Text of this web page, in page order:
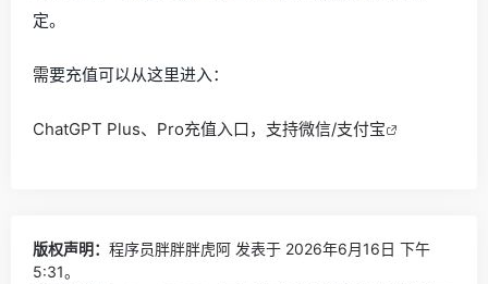
定。
需要充值可以从这里进入：
ChatGPT Plus、Pro充值入口，支持微信/支付宝
版权声明： 程序员胖胖胖虎阿 发表于 2026年6月16日 下午
5:31。